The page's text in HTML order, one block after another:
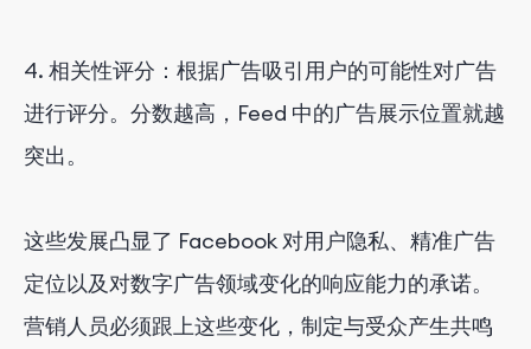
4. 相关性评分：根据广告吸引用户的可能性对广告
进行评分。分数越高，Feed 中的广告展示位置就越
突出。
这些发展凸显了 Facebook 对用户隐私、精准广告
定位以及对数字广告领域变化的响应能力的承诺。
营销人员必须跟上这些变化，制定与受众产生共鸣